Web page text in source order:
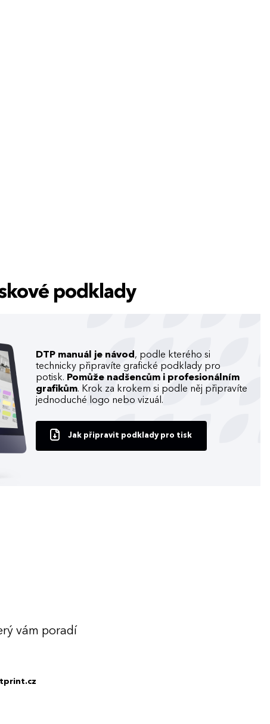
podklady
DTP manuál je návod , podle kterého si
technicky připravíte grafické podklady pro
potisk. Pomůže nadšencům i profesionálním
grafikům. Krok za krokem si podle něj připravíte
jednoduché logo nebo vizuál.
Jak připravit podklady pro tisk
vám poradí